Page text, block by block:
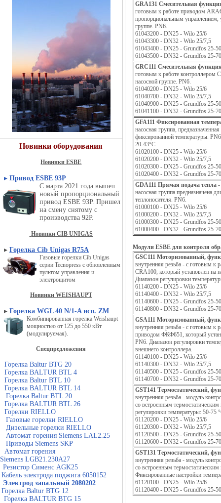
Новинки оборудования
Новинки ESBE
▸ Привод ESBE 93P
С марта 2021 года вышел
новый пропорциональный
привод ESBE 93P. Пришел
на смену снятому с
производства 92P.
Новинки CIB UNIGAS
▸ Горелка Cib Unigas R75A
Газовые горелки Cib Unigas
серии Tecnopress с обновленным
пультом управления и
электрощитом
Новинки WEISHAUPT
▸ Горелка WGL 40 N/1-A исп. ZM
Комбинированная горелка Weishaupt
мощностью от 125 до 550 кВт
(модулируемая).
Спецпредложения
Горелка Baltur BTG 20
Горелка BALTUR BTL 4
Горелка Baltur BTL 10
Горелка BALTUR BTL 14
Горелка Baltur BTL 20
Горелка BALTUR BTL 26
Горелки RIELLO
Газовые горелки RIELLO
Дизельные горелки RIELLO
Автомат горения Siemens LAL2.25
Приводы Siemens SKP
Автомат горения
Siemens LGB21.230A27
Резистор Сименс AGK25
Кабель электрода поджига 6050152
Электрод запальный 2080202
Горелка Baltur BTG 12
Горелка BALTUR BTG 15
GRA131 Смесительная
готовым к работе приводом
пропорциональным управлением,
группе. PN6.
61043200 - DN25 - Wilo 25/6
61043300 - DN32 - Wilo 25/7,5
61043400 - DN25 - Grundfos 25-50
61043500 - DN32 - Grundfos 25-70
GRC111 Смесительная
готовым к работе контроллером
насосной группе. PN6.
61040200 - DN25 - Wilo 25/6
61040700 - DN32 - Wilo 25/7,5
61040900 - DN25 - Grundfos 25-50
61041100 - DN32 - Grundfos 25-70
GFA111 Фиксированная
насосная группа,
фиксированной температуры.
20-43°С.
61020100 - DN25 - Wilo 25/6
61020200 - DN32 - Wilo 25/7,5
61020300 - DN25 - Grundfos 25-50
61020400 - DN32 - Grundfos 25-70
GDA111 Прямая подача тепла -
насосная группа предназначена
теплоносителя. PN6.
61000100 - DN25 - Wilo 25/6
61000200 - DN32 - Wilo 25/7,5
61000300 - DN25 - Grundfos 25-50
61000400 - DN32 - Grundfos 25-70
Модули ESBE для контроля
GSC111 Моторизованный,
внутренняя резьба - с готовым к
CRA100, который установлен на
Диапазон регулировки
61140200 - DN25 - Wilo 25/6
61140400 - DN32 - Wilo 25/7,5
61140600 - DN25 - Grundfos 25-50
61140800 - DN32 - Grundfos 25-70
GSA111 Моторизованный,
внутренняя резьба - с готовым к
приводом ФКФ651, который
PN6. Диапазон регулировки
внешнего контроллера.
61140100 - DN25 - Wilo 25/6
61140300 - DN32 - Wilo 25/7,5
61140500 - DN25 - Grundfos 25-50
61140700 - DN32 - Grundfos 25-70
GST141 Термостатический,
внутренняя резьба - модуль
со встроенным
регулировки температуры: 50-75
61120200 - DN25 - Wilo 25/6
61120300 - DN32 - Wilo 25/7,5
61120500 - DN25 - Grundfos 25-50
61120600 - DN32 - Grundfos 25-70
GST131 Термостатический,
внутренняя резьба - модуль
со встроенным
Фиксированные настройки
61120100 - DN25 - Wilo 25/6
61120400 - DN25 - Grundfos 25-50